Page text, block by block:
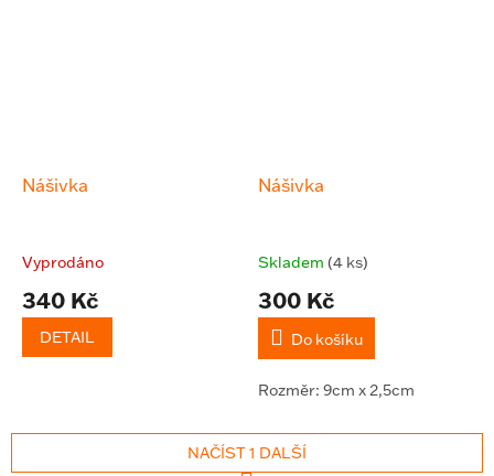
Nášivka
Vyprodáno
340 Kč
DETAIL
Nášivka
Skladem (4 ks)
300 Kč
Do košíku
Rozměr: 9cm x 2,5cm
NAČÍST 1 DALŠÍ